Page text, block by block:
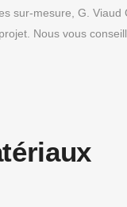
sur-mesure, G.
Nous vous